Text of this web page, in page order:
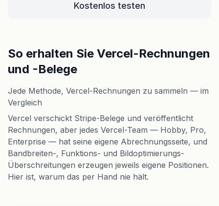
Kostenlos testen
So erhalten Sie Vercel-Rechnungen
und -Belege
Jede Methode, Vercel-Rechnungen zu sammeln — im
Vergleich
Vercel verschickt Stripe-Belege und veröffentlicht
Rechnungen, aber jedes Vercel-Team — Hobby, Pro,
Enterprise — hat seine eigene Abrechnungsseite, und
Bandbreiten-, Funktions- und Bildoptimierungs-
Überschreitungen erzeugen jeweils eigene Positionen.
Hier ist, warum das per Hand nie hält.